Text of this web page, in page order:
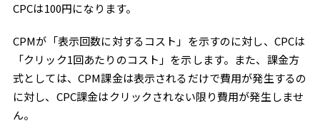
CPCは100円になります。
CPMが「表示回数に対するコスト」を示すのに対し、CPCは
「クリック1回あたりのコスト」を示します。また、課金方
式としては、CPM課金は表示されるだけで費用が発生するの
に対し、CPC課金はクリックされない限り費用が発生しませ
ん。